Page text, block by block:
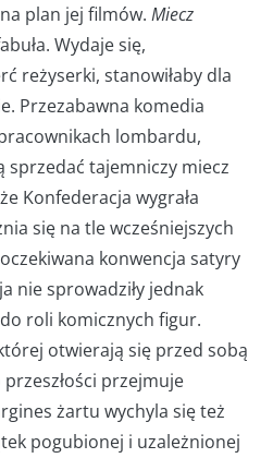
plan jej filmów. Miecz
Wydaje się,
reżyserki, stanowiłaby dla
Przezabawna komedia
lombardu,
tajemniczy miecz
Konfederacja wygrała
się na tle wcześniejszych
konwencja satyry
nie sprowadziły jednak
roli komicznych figur.
otwierają się przed sobą
przejmuje
żartu wychyla się też
pogubionej i uzależnionej